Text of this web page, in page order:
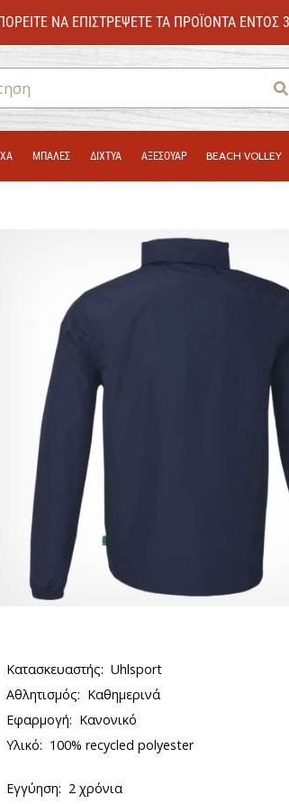
ΝΑ ΕΠΙΣΤΡΈΨΕΤΕ ΤΑ ΠΡΟΪΌΝΤΑ ΕΝΤΌΣ
ΜΠΑΛΕΣ ΔΊΧΤΥΑ ΑΞΕΣΟΥΑΡ BEACH VOLLEY
Κατασκευαστής: Uhlsport
Αθλητισμός: Καθημερινά
Εφαρμογή: Κανονικό
Υλικό: 100% recycled polyester
Εγγύηση: 2 χρόνια